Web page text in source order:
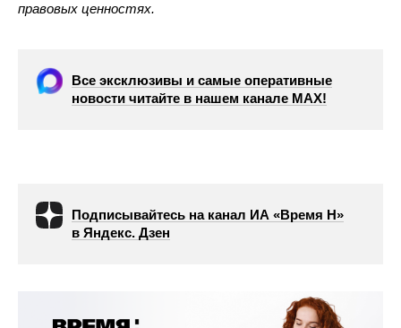
правовых ценностях.
Все эксклюзивы и самые оперативные
новости читайте в нашем канале МАХ!
Подписывайтесь на канал ИА «Время Н»
в Яндекс. Дзен